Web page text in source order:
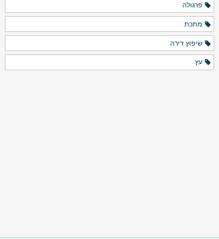
פרגולה
מתכת
שיפוץ דירה
עץ